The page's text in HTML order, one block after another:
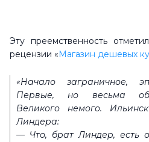
Эту преемственность
рецензии «Магазин дешевых
«Начало заграничное,
Первые, но весьма
Великого немого.
Линдера:
— Что, брат Линдер, есть